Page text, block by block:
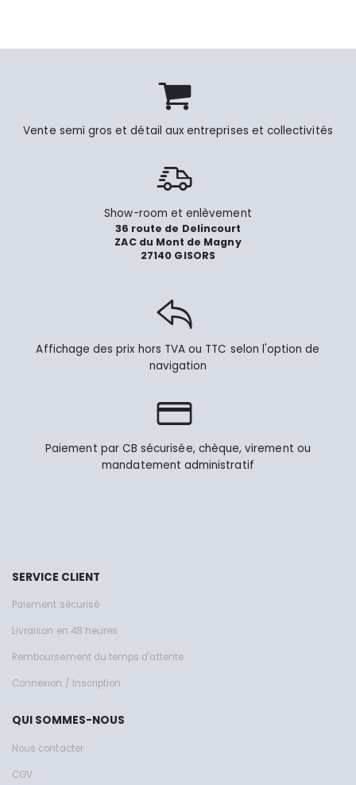
Vente semi gros et détail aux entreprises et collectivités
Show-room et enlèvement
36 route de Delincourt
ZAC du Mont de Magny
27140 GISORS
Affichage des prix hors TVA ou TTC selon l'option de
navigation
Paiement par CB sécurisée, chèque, virement ou
mandatement administratif
SERVICE CLIENT
Paiement sécurisé
Livraison en 48 heures
Remboursement du temps d'attente
Connexion / Inscription
QUI SOMMES-NOUS
Nous contacter
CGV